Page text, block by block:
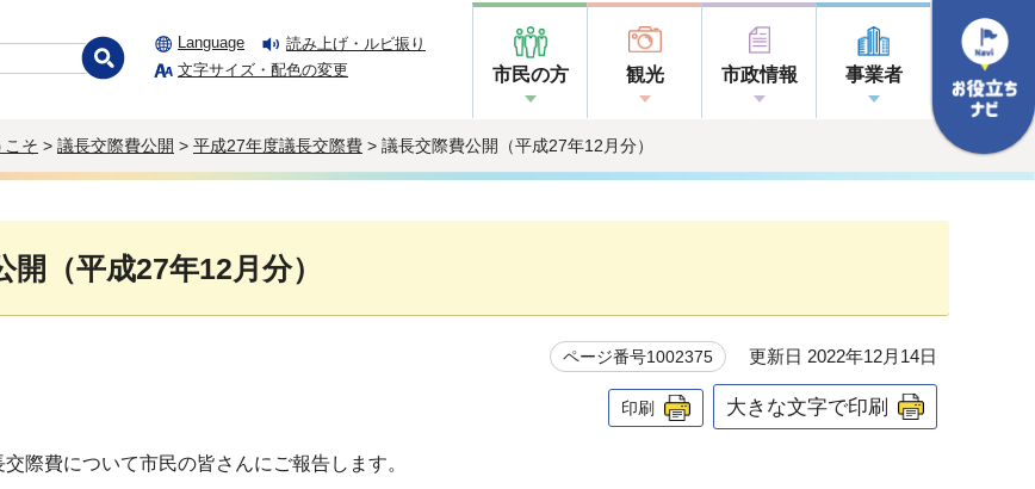
Language
読み上げ・ルビ振り
文字サイズ・配色の変更
市民の方 観光 市政情報 事業者
こそ > 議長交際費公開 > 平成27年度議長交際費 > 議長交際費公開（平成27年12月分）
開（平成27年12月分）
ページ番号1002375 更新日 2022年12月14日
印刷 大きな文字で印刷
際費について市民の皆さんにご報告します。